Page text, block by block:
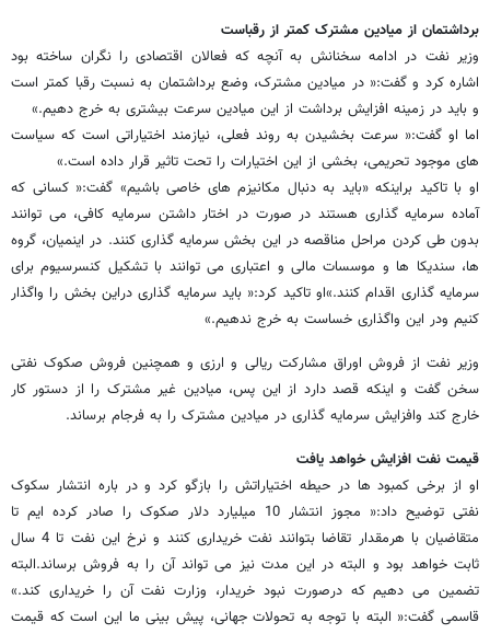
برداشتمان از میادین مشترک کمتر از رقباست
وزیر نفت در ادامه سخنانش به آنچه که فعالان اقتصادی را نگران ساخته بود
اشاره کرد و گفت:« در میادین مشترک، وضع برداشتمان به نسبت رقبا کمتر است
و باید در زمینه افزایش برداشت از این میادین سرعت بیشتری به خرج دهیم.»
اما او گفت:« سرعت بخشیدن به روند فعلی، نیازمند اختیاراتی است که سیاست
های موجود تحریمی، بخشی از این اختیارات را تحت تاثیر قرار داده است.»
او با تاکید براینکه «باید به دنبال مکانیزم های خاصی باشیم» گفت:« کسانی که
آماده سرمایه گذاری هستند در صورت در اختار داشتن سرمایه کافی، می توانند
بدون طی کردن مراحل مناقصه در این بخش سرمایه گذاری کنند. در اینمیان، گروه
ها، سندیکا ها و موسسات مالی و اعتباری می توانند با تشکیل کنسرسیوم برای
سرمایه گذاری اقدام کنند.»او تاکید کرد:« باید سرمایه گذاری دراین بخش را واگذار
کنیم ودر این واگذاری خساست به خرج ندهیم.»
وزیر نفت از فروش اوراق مشارکت ریالی و ارزی و همچنین فروش صکوک نفتی
سخن گفت و اینکه قصد دارد از این پس، میادین غیر مشترک را از دستور کار
خارج کند وافزایش سرمایه گذاری در میادین مشترک را به فرجام برساند.
قیمت نفت افزایش خواهد یافت
او از برخی کمبود ها در حیطه اختیاراتش را بازگو کرد و در باره انتشار سکوک
نفتی توضیح داد:« مجوز انتشار 10 میلیارد دلار صکوک را صادر کرده ایم تا
متقاضیان با هرمقدار تقاضا بتوانند نفت خریداری کنند و نرخ این نفت تا 4 سال
ثابت خواهد بود و البته در این مدت نیز می تواند آن را به فروش برساند.البته
تضمین می دهیم که درصورت نبود خریدار، وزارت نفت آن را خریداری کند.»
قاسمی گفت:« البته با توجه به تحولات جهانی، پیش بینی ما این است که قیمت